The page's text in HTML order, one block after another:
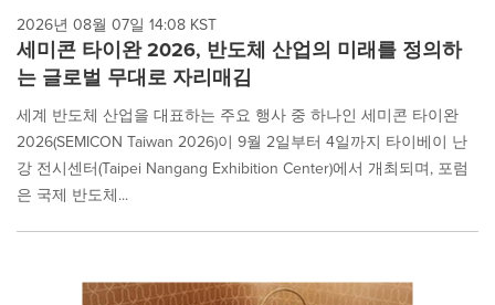
2026년 08월 07일 14:08 KST
세미콘 타이완 2026, 반도체 산업의 미래를 정의하
는 글로벌 무대로 자리매김
세계 반도체 산업을 대표하는 주요 행사 중 하나인 세미콘 타이완
2026(SEMICON Taiwan 2026)이 9월 2일부터 4일까지 타이베이 난
강 전시센터(Taipei Nangang Exhibition Center)에서 개최되며, 포럼
은 국제 반도체...